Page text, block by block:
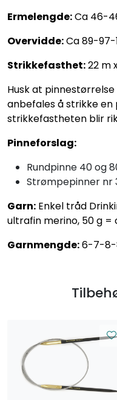
Ermelengde:Ca 46-
Overvidde:Ca 89-97-
Strikkefasthet:22 m
Husk at
anbefales å strikke
strikkefastheten blir
Pinneforslag:
Rundpinne 40 og
Strømpepinner nr
Garn: Enkel tråd
ultrafin merino, 50 g =
Garnmengde:6-7-8-